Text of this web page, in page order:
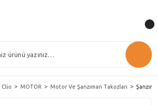
Clio MOTOR Motor Ve Şanzıman Takozları